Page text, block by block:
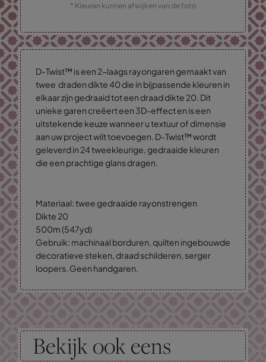
* Kleuren kunnen afwijken van de foto
D-Twist™ is een 2-laags rayongaren gemaakt van
twee draden dikte 40 die in bijpassende kleuren in
elkaar zijn gedraaid tot een draad dikte 20. Dit
unieke garen creëert een 3D-effect en is een
uitstekende keuze wanneer u textuur of dimensie
aan uw project wilt toevoegen. D-Twist™ wordt
geleverd in 24 tweekleurige, gedraaide kleuren
die een prachtige glans dragen.
Materiaal: twee gedraaide rayonstrengen
Dikte 20
500m (547yd)
Gebruik: machinaal borduren, quilten ingebouwde
decoratieve steken, draad schilderen, serger
loopers. Geen handgaren.
Bekijk ook eens